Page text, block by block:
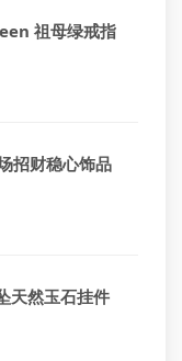
祖母绿戒指
招财稳心饰品
天然玉石挂件